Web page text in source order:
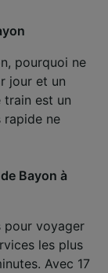
pourquoi ne
jour et un
est un
rapide ne
Bayon à
pour voyager
les plus
Avec 17